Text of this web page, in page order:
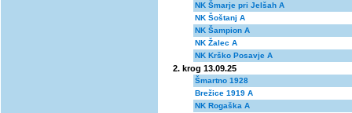
NK Šmarje pri Jelšah A
NK Šoštanj A
NK Šampion A
NK Žalec A
NK Krško Posavje A
2. krog 13.09.25
Šmartno 1928
Brežice 1919 A
NK Rogaška A